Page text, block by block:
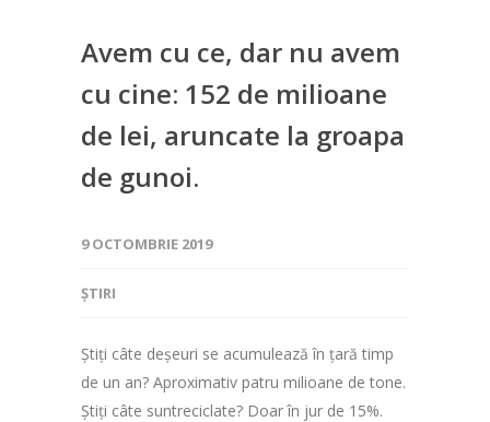
Avem cu ce, dar nu avem
cu cine: 152 de milioane
de lei, aruncate la groapa
de gunoi.
9 OCTOMBRIE 2019
ȘTIRI
Știți câte deșeuri se acumulează în țară timp
de un an? Aproximativ patru milioane de tone.
Știți câte suntreciclate? Doar în jur de 15%.